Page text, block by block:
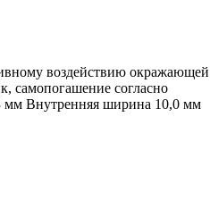
воздействию окражающей
самопогашение согласно
мм Внутренняя ширина 10,0 мм